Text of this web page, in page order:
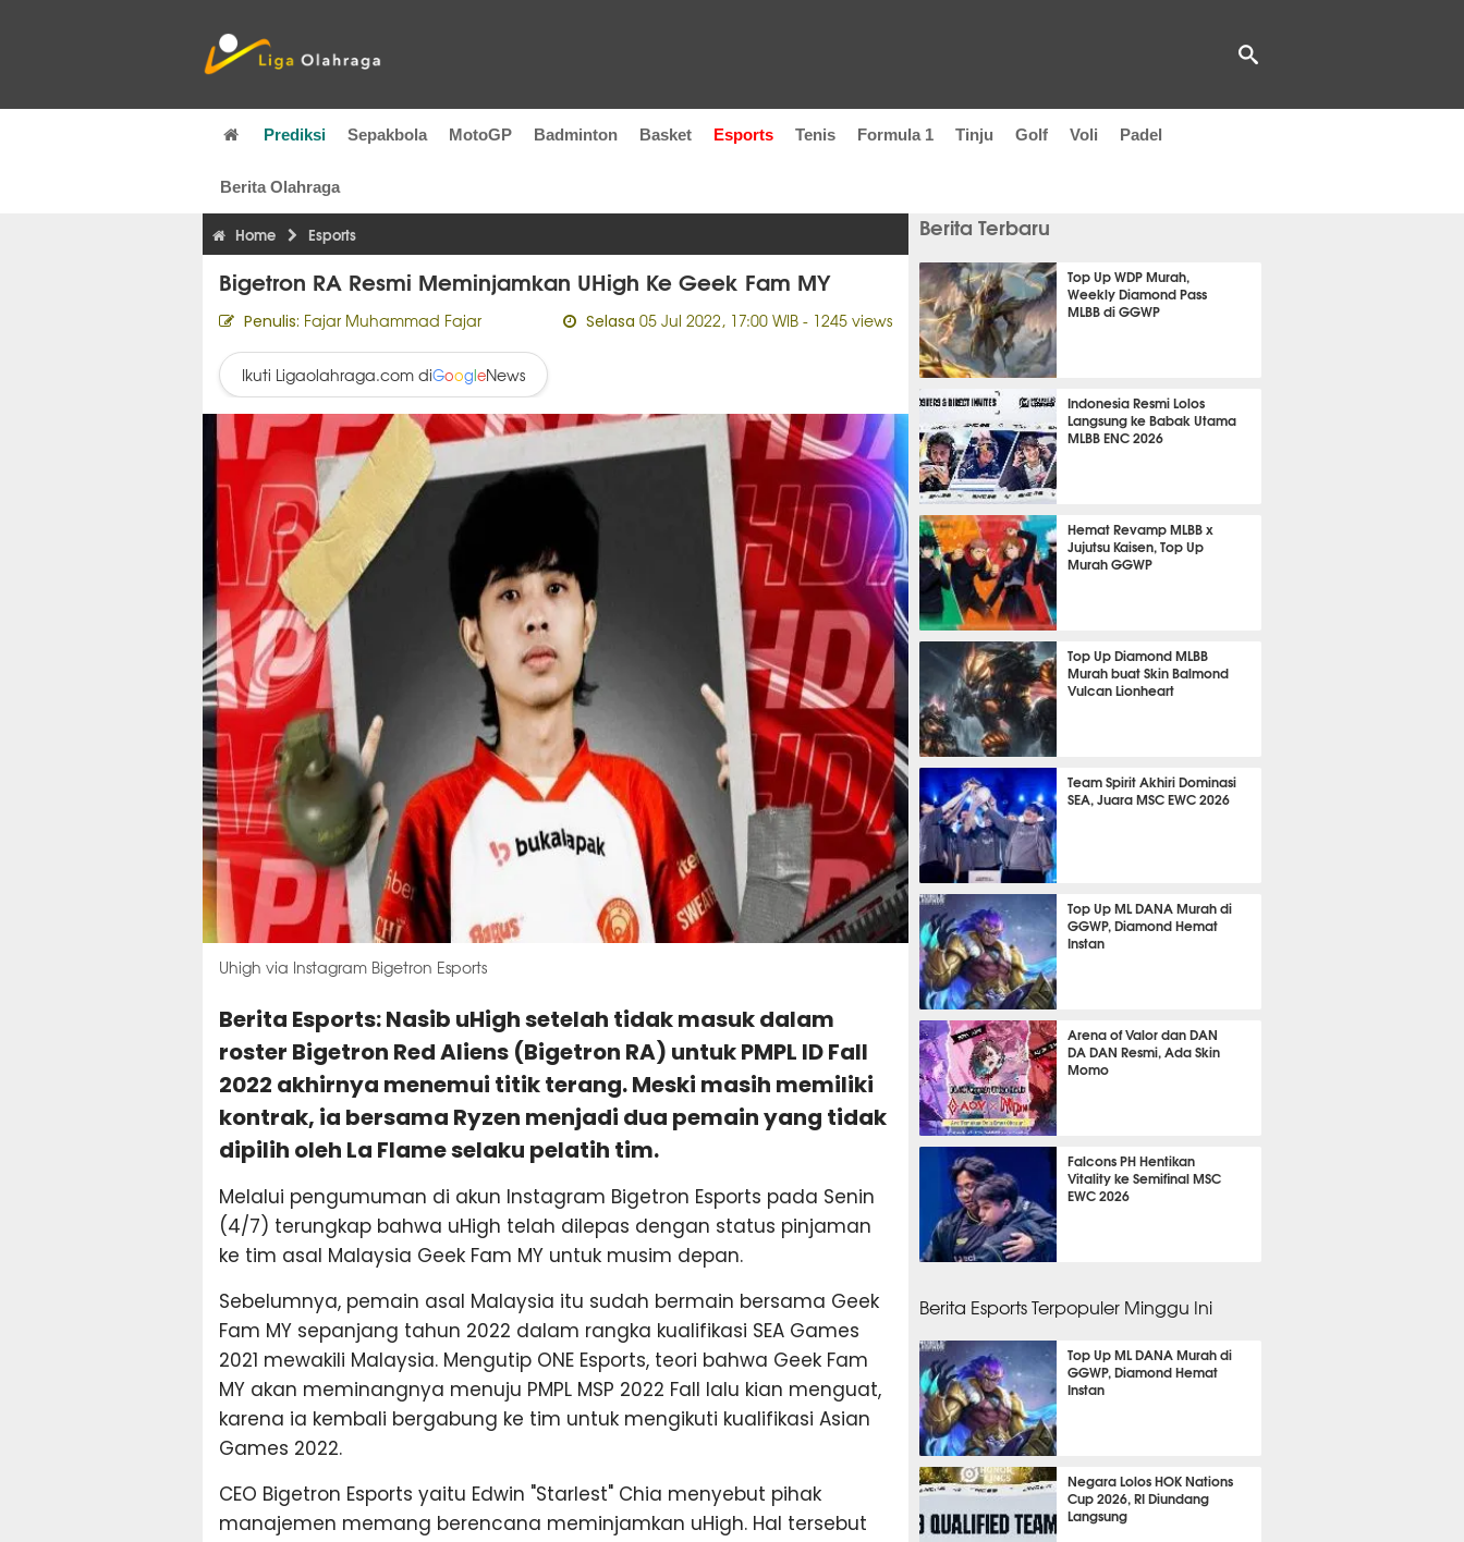
Prediksi Sepakbola MotoGP Badminton Basket Esports Tenis Formula 1 Tinju Golf Voli Padel
Berita Olahraga
Home Esports
Bigetron RA Resmi Meminjamkan UHigh Ke Geek Fam MY
Penulis: Fajar Muhammad Fajar Selasa 05 Jul 2022, 17:00 WIB- 1245 views
Ikuti Ligaolahraga.com diGoogleNews
Uhigh via Instagram Bigetron Esports
Berita Esports: Nasib uHigh setelah tidak masuk dalam
roster Bigetron Red Aliens (Bigetron RA) untuk PMPL ID Fall
2022 akhirnya menemui titik terang. Meski masih memiliki
kontrak, ia bersama Ryzen menjadi dua pemain yang tidak
dipilih oleh La Flame selaku pelatih tim.
Melalui pengumuman di akun Instagram Bigetron Esports pada Senin
(4/7) terungkap bahwa uHigh telah dilepas dengan status pinjaman
ke tim asal Malaysia Geek Fam MY untuk musim depan.
Sebelumnya, pemain asal Malaysia itu sudah bermain bersama Geek
Fam MY sepanjang tahun 2022 dalam rangka kualifikasi SEA Games
2021 mewakili Malaysia. Mengutip ONE Esports, teori bahwa Geek Fam
MY akan meminangnya menuju PMPL MSP 2022 Fall lalu kian menguat,
karena ia kembali bergabung ke tim untuk mengikuti kualifikasi Asian
Games 2022.
CEO Bigetron Esports yaitu Edwin "Starlest" Chia menyebut pihak
manajemen memang berencana meminjamkan uHigh. Hal tersebut
Berita Terbaru
Top Up WDP Murah,
Weekly Diamond Pass
MLBB di GGWP
3 jam 26 menit lalu
Indonesia Resmi Lolos
Langsung ke Babak Utama
MLBB ENC 2026
5 jam 9 menit lalu
Hemat Revamp MLBB x
Jujutsu Kaisen, Top Up
Murah GGWP
1 hari 8 jam lalu
Top Up Diamond MLBB
Murah buat Skin Balmond
Vulcan Lionheart
4 hari 1 jam lalu
Team Spirit Akhiri Dominasi
SEA, Juara MSC EWC 2026
4 hari 9 jam lalu
Top Up ML DANA Murah di
GGWP, Diamond Hemat
Instan
1 minggu lalu
Arena of Valor dan DAN
DA DAN Resmi, Ada Skin
Momo
1 minggu lalu
Falcons PH Hentikan
Vitality ke Semifinal MSC
EWC 2026
Berita Esports Terpopuler Minggu Ini
Top Up ML DANA Murah di
GGWP, Diamond Hemat
Instan
ESPORTS
Negara Lolos HOK Nations
Cup 2026, RI Diundang
Langsung